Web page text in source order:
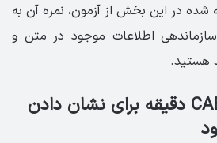
شده در این بخش از آزمون، نمره آن به
اطلاعات موجود در متن و
هستید.
۳- لیسنینگ CAE، ۴۰ دقیقه برای نشان دادن